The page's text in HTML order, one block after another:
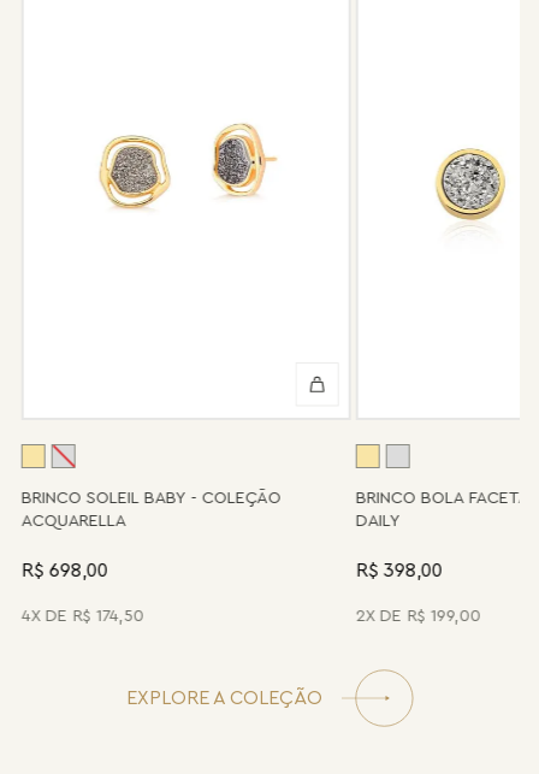
o serviço de conserto após o período de garantia. Sua joia será
enviada novamente para a fábrica, e será cobrado apenas o
valor de custo do conserto e do frete.
Informe-se conosco sobre estes custos e sobre o prazo de
disposição para orientá-la e oferecer a melhor alternativa
BRINCO SOLEIL BABY - COLEÇÃO
ACQUARELLA
R$ 698,00
4 R$ 174,50
BRINCO BOLA
DAILY
R$ 398,00
2 R$ 199,00
EXPLORE A COLEÇÃO